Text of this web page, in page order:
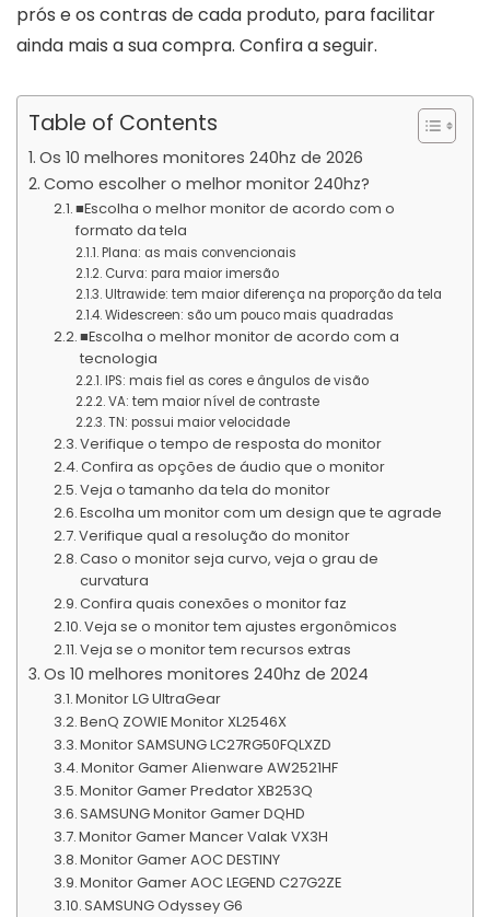
prós e os contras de cada produto, para facilitar
ainda mais a sua compra. Confira a seguir.
Table of Contents
Os 10 melhores monitores 240hz de 2026
Como escolher o melhor monitor 240hz?
■Escolha o melhor monitor de acordo com o
formato da tela
Plana: as mais convencionais
Curva: para maior imersão
Ultrawide: tem maior diferença na proporção da tela
Widescreen: são um pouco mais quadradas
■Escolha o melhor monitor de acordo com a
tecnologia
IPS: mais fiel as cores e ângulos de visão
VA: tem maior nível de contraste
TN: possui maior velocidade
Verifique o tempo de resposta do monitor
Confira as opções de áudio que o monitor
Veja o tamanho da tela do monitor
Escolha um monitor com um design que te agrade
Verifique qual a resolução do monitor
Caso o monitor seja curvo, veja o grau de
curvatura
Confira quais conexões o monitor faz
Veja se o monitor tem ajustes ergonômicos
Veja se o monitor tem recursos extras
Os 10 melhores monitores 240hz de 2024
Monitor LG UltraGear
BenQ ZOWIE Monitor XL2546X
Monitor SAMSUNG LC27RG50FQLXZD
Monitor Gamer Alienware AW2521HF
Monitor Gamer Predator XB253Q
SAMSUNG Monitor Gamer DQHD
Monitor Gamer Mancer Valak VX3H
Monitor Gamer AOC DESTINY
Monitor Gamer AOC LEGEND C27G2ZE
SAMSUNG Odyssey G6